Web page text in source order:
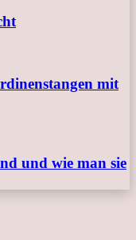
mit
und wie man sie